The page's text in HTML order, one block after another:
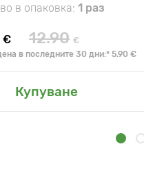
в опаковка: 1 раз
€ 12.90 €
в последните 30 дни:* 5.90 €
Купуване